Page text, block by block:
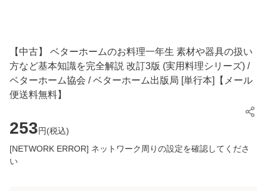
【中古】 ベターホームのお料理一年生 素材や器具の扱い
方など基本知識を完全解説 改訂3版 (実用料理シリーズ) /
ベターホーム協会 / ベターホーム出版局 [単行本]【メール
便送料無料】
253円(税込)
[NETWORK ERROR] ネットワーク周りの設定を確認してくださ
い